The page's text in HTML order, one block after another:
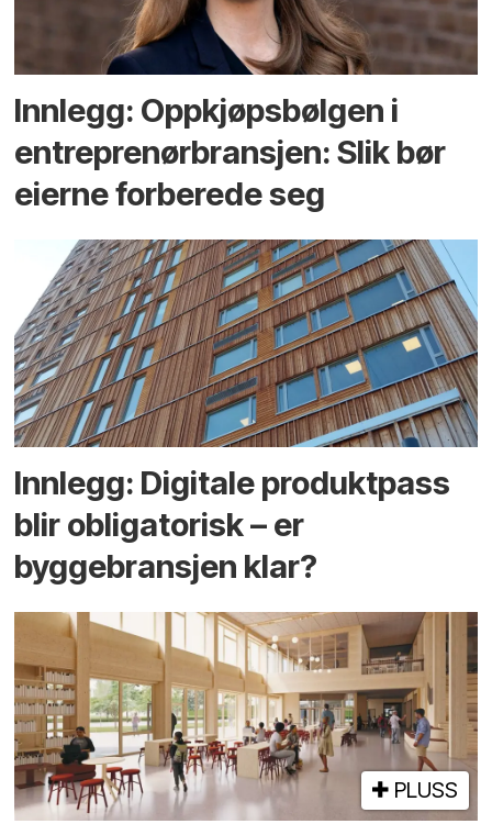
Innlegg: Oppkjøps­bølgen i
entreprenør­bransjen: Slik bør
eierne forberede seg
Innlegg: Digitale produktpass
blir obligatorisk – er
byggebransjen klar?
PLUSS